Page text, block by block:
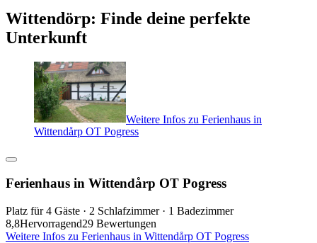
Wittendörp: Finde deine perfekte
Unterkunft
Weitere Infos zu Ferienhaus in
Wittendårp OT Pogress
Ferienhaus in Wittendårp OT Pogress
Platz für 4 Gäste · 2 Schlafzimmer · 1 Badezimmer
8,8Hervorragend29 Bewertungen
Weitere Infos zu Ferienhaus in Wittendårp OT Pogress